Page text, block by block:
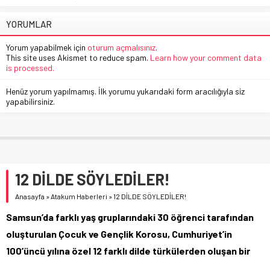
YORUMLAR
Yorum yapabilmek için oturum açmalısınız.
This site uses Akismet to reduce spam. Learn how your comment data
is processed.
Henüz yorum yapılmamış. İlk yorumu yukarıdaki form aracılığıyla siz
yapabilirsiniz.
12 DİLDE SÖYLEDİLER!
Anasayfa »Atakum Haberleri »12 DİLDE SÖYLEDİLER!
Samsun’da farklı yaş gruplarındaki 30 öğrenci tarafından
oluşturulan Çocuk ve Gençlik Korosu, Cumhuriyet’in
100’üncü yılına özel 12 farklı dilde türkülerden oluşan bir